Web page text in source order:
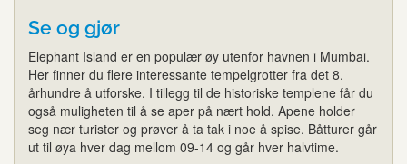
Se og gjør
Elephant Island er en populær øy utenfor havnen i Mumbai.
Her finner du flere interessante tempelgrotter fra det 8.
århundre å utforske. I tillegg til de historiske templene får du
også muligheten til å se aper på nært hold. Apene holder
seg nær turister og prøver å ta tak i noe å spise. Båtturer går
ut til øya hver dag mellom 09-14 og går hver halvtime.